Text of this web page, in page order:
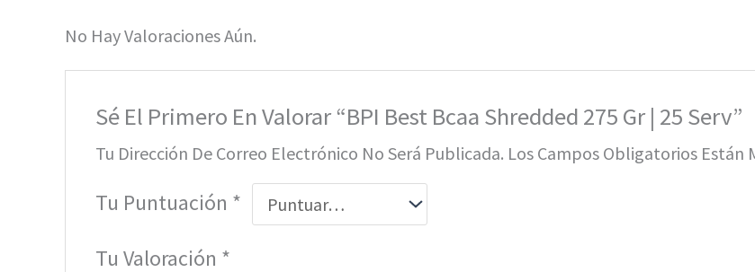
No Hay Valoraciones Aún.
Sé El Primero En Valorar “BPI Best Bcaa Shredded 275 Gr | 25 Serv”
Tu Dirección De Correo Electrónico No Será Publicada. Los Campos Obligatorios Están
Tu Puntuación *
Tu Valoración *